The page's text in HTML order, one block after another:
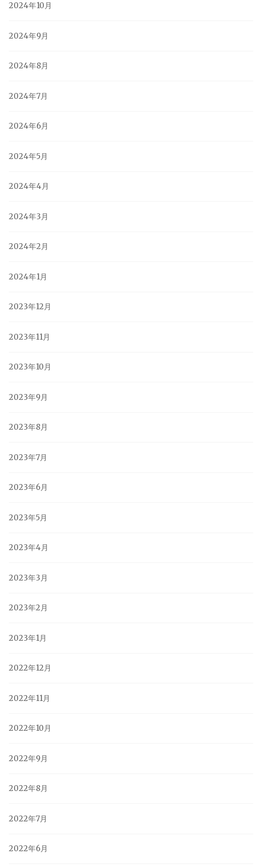
2024年10月
2024年9月
2024年8月
2024年7月
2024年6月
2024年5月
2024年4月
2024年3月
2024年2月
2024年1月
2023年12月
2023年11月
2023年10月
2023年9月
2023年8月
2023年7月
2023年6月
2023年5月
2023年4月
2023年3月
2023年2月
2023年1月
2022年12月
2022年11月
2022年10月
2022年9月
2022年8月
2022年7月
2022年6月